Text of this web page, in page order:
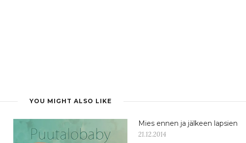
YOU MIGHT ALSO LIKE
Mies ennen ja jälkeen lapsien
21.12.2014